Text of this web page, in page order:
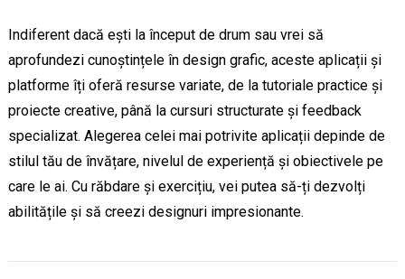
Indiferent dacă ești la început de drum sau vrei să
aprofundezi cunoștințele în design grafic, aceste aplicații și
platforme îți oferă resurse variate, de la tutoriale practice și
proiecte creative, până la cursuri structurate și feedback
specializat. Alegerea celei mai potrivite aplicații depinde de
stilul tău de învățare, nivelul de experiență și obiectivele pe
care le ai. Cu răbdare și exercițiu, vei putea să-ți dezvolți
abilitățile și să creezi designuri impresionante.